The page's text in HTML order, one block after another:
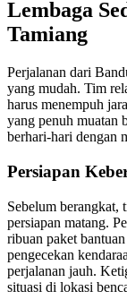
Lembaga
Tamiang
Perjalanan dari
yang mudah. Tim
harus menempuh
yang penuh muatan
berhari-hari dengan
Persiapan
Sebelum berangkat,
persiapan matang.
ribuan paket
pengecekan
perjalanan jauh.
situasi di lokasi